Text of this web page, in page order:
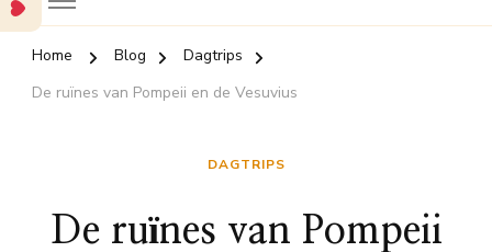
Home Blog
Dagtrips
De ruïnes van Pompeii en de Vesuvius
DAGTRIPS
De ruïnes van Pompeii